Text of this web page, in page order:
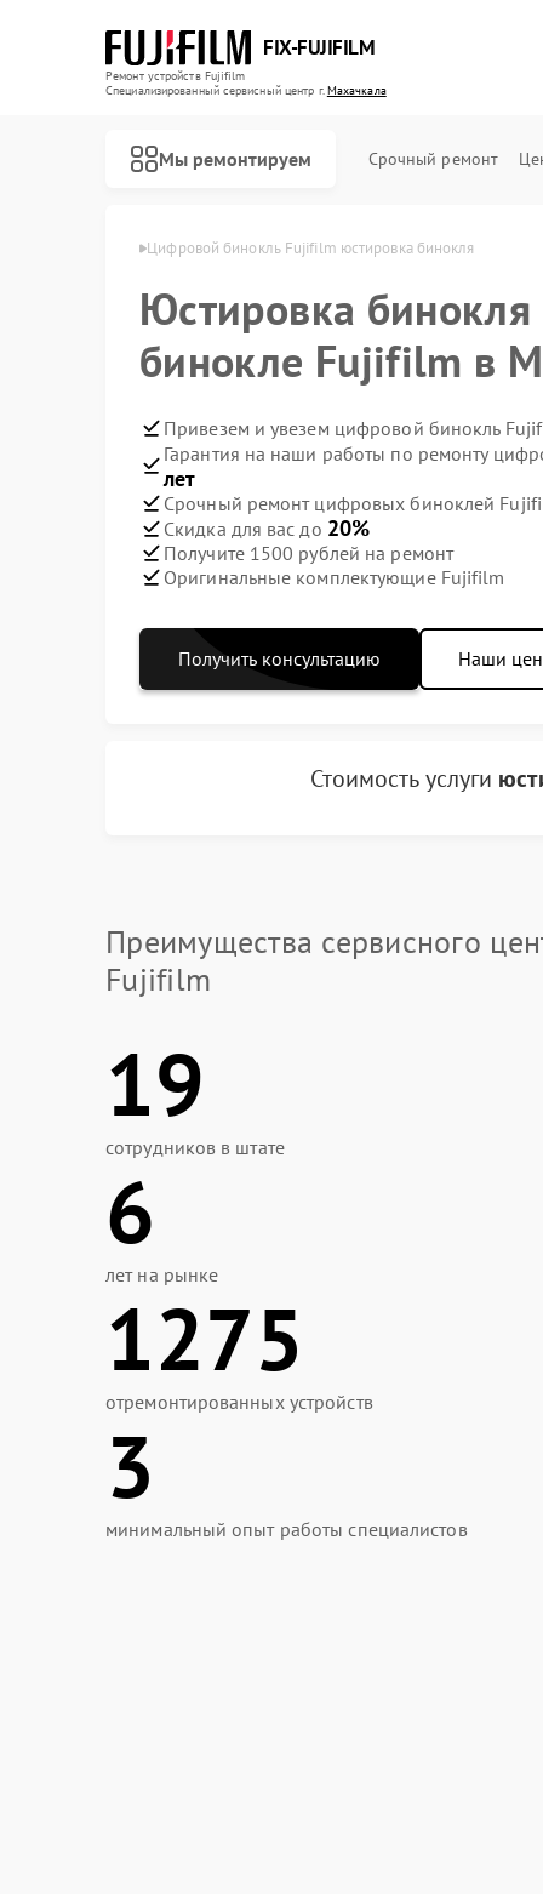
FIX-FUJIFILM
Ремонт устройств Fujifilm
Специализированный cервисный центр г.Махачкала
Мы ремонтируем Срочный ремонт
в Махачкале Цифровой бинокль Fujifilm юстировка бинокля
Юстировка
бинокле Fujifilm в
Привезем и увезем цифровой бинокль
Гарантия на наши работы по ремонту
лет
Срочный ремонт цифровых биноклей
Скидка для вас до 20%
Получите 1500 рублей на ремонт
Оригинальные комплектующие Fujifilm
Получить консультацию Наши
Стоимость услуги
Преимущества сервисного
Fujifilm
19
сотрудников в штате
6
лет на рынке
1275
отремонтированных устройств
3
минимальный опыт работы специалистов